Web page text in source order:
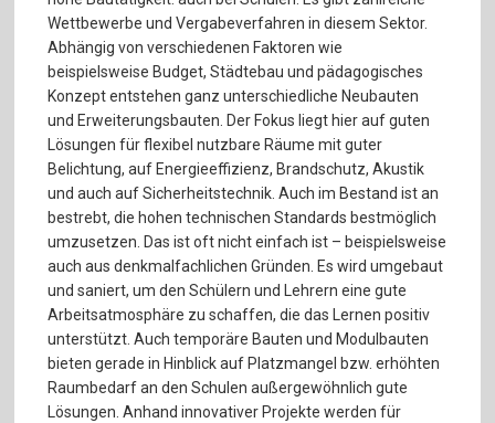
Wettbewerbe und Vergabeverfahren in diesem Sektor.
Abhängig von verschiedenen Faktoren wie
beispielsweise Budget, Städtebau und pädagogisches
Konzept entstehen ganz unterschiedliche Neubauten
und Erweiterungsbauten. Der Fokus liegt hier auf guten
Lösungen für flexibel nutzbare Räume mit guter
Belichtung, auf Energieeffizienz, Brandschutz, Akustik
und auch auf Sicherheitstechnik. Auch im Bestand ist an
bestrebt, die hohen technischen Standards bestmöglich
umzusetzen. Das ist oft nicht einfach ist – beispielsweise
auch aus denkmalfachlichen Gründen. Es wird umgebaut
und saniert, um den Schülern und Lehrern eine gute
Arbeitsatmosphäre zu schaffen, die das Lernen positiv
unterstützt. Auch temporäre Bauten und Modulbauten
bieten gerade in Hinblick auf Platzmangel bzw. erhöhten
Raumbedarf an den Schulen außergewöhnlich gute
Lösungen. Anhand innovativer Projekte werden für